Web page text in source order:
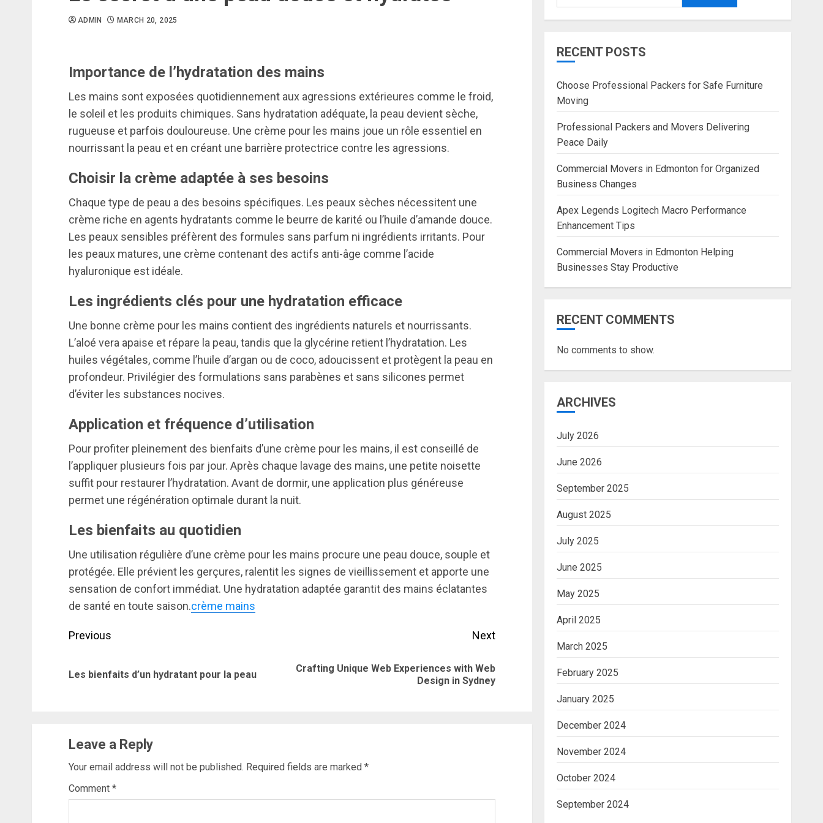
ADMIN MARCH 20, 2025
Importance de l’hydratation des mains
Les mains sont exposées quotidiennement aux agressions extérieures comme le froid,
le soleil et les produits chimiques. Sans hydratation adéquate, la peau devient sèche,
rugueuse et parfois douloureuse. Une crème pour les mains joue un rôle essentiel en
nourrissant la peau et en créant une barrière protectrice contre les agressions.
Choisir la crème adaptée à ses besoins
Chaque type de peau a des besoins spécifiques. Les peaux sèches nécessitent une
crème riche en agents hydratants comme le beurre de karité ou l’huile d’amande douce.
Les peaux sensibles préfèrent des formules sans parfum ni ingrédients irritants. Pour
les peaux matures, une crème contenant des actifs anti-âge comme l’acide
hyaluronique est idéale.
Les ingrédients clés pour une hydratation efficace
Une bonne crème pour les mains contient des ingrédients naturels et nourrissants.
L’aloé vera apaise et répare la peau, tandis que la glycérine retient l’hydratation. Les
huiles végétales, comme l’huile d’argan ou de coco, adoucissent et protègent la peau en
profondeur. Privilégier des formulations sans parabènes et sans silicones permet
d’éviter les substances nocives.
Application et fréquence d’utilisation
Pour profiter pleinement des bienfaits d’une crème pour les mains, il est conseillé de
l’appliquer plusieurs fois par jour. Après chaque lavage des mains, une petite noisette
suffit pour restaurer l’hydratation. Avant de dormir, une application plus généreuse
permet une régénération optimale durant la nuit.
Les bienfaits au quotidien
Une utilisation régulière d’une crème pour les mains procure une peau douce, souple et
protégée. Elle prévient les gerçures, ralentit les signes de vieillissement et apporte une
sensation de confort immédiat. Une hydratation adaptée garantit des mains éclatantes
de santé en toute saison.crème mains
Post
Previous
Previous
Les bienfaits d’un hydratant pour la peau
Next
NextCrafting Unique Web Experiences with Web
Design in Sydney
Leave a Reply
Your email address will not be published. Required fields are marked *
Comment *
RECENT POSTS
Choose Professional Packers for Safe Furniture
Moving
Professional Packers and Movers Delivering
Peace Daily
Commercial Movers in Edmonton for Organized
Business Changes
Apex Legends Logitech Macro Performance
Enhancement Tips
Commercial Movers in Edmonton Helping
Businesses Stay Productive
RECENT COMMENTS
No comments to show.
ARCHIVES
July 2026
June 2026
September 2025
August 2025
July 2025
June 2025
May 2025
April 2025
March 2025
February 2025
January 2025
December 2024
November 2024
October 2024
September 2024